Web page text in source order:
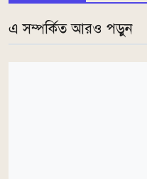
এ সম্পর্কিত আরও পড়ুন